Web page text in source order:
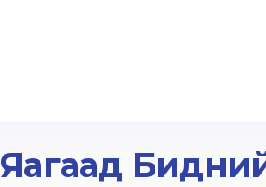
Яагаад